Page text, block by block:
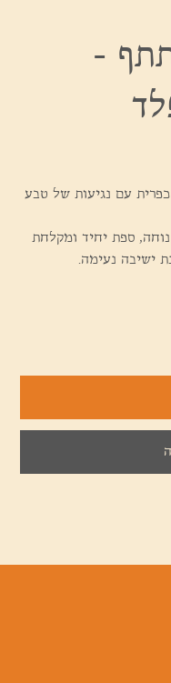
-
עם נגיעות של טבע
ספת יחיד ומקלחת
ישיבה נעימה.